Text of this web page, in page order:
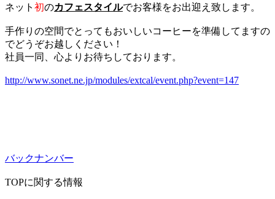
ネット 初のカフェスタイルでお客様をお出迎え致します。
手作りの空間でとってもおいしいコーヒーを準備してますの
でどうぞお越しください！
社員一同、心よりお待ちしております。
http://www.sonet.ne.jp/modules/extcal/event.php?event=147
バックナンバー
TOPに関する情報